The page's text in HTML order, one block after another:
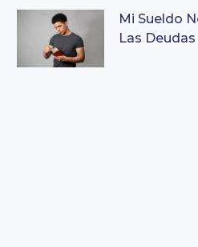
Mi Sueldo
Las